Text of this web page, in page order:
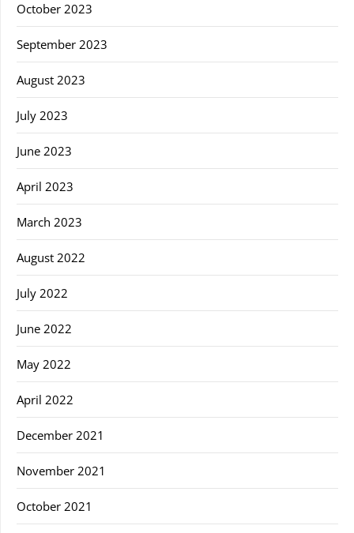
October 2023
September 2023
August 2023
July 2023
June 2023
April 2023
March 2023
August 2022
July 2022
June 2022
May 2022
April 2022
December 2021
November 2021
October 2021